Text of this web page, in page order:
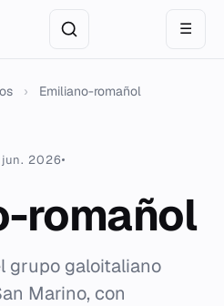
☰
› Emiliano-romañol
2026
romañol
grupo galoitaliano
Marino, con